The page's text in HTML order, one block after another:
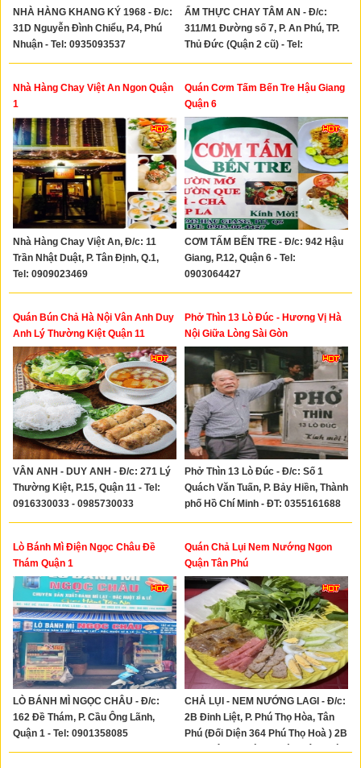
NHÀ HÀNG KHANG KÝ 1968 - Đ/c:
31D Nguyễn Đình Chiểu, P.4, Phú
Nhuận - Tel: 0935093537
ẨM THỰC CHAY TÂM AN - Đ/c:
311/M1 Đường số 7, P. An Phú, TP.
Thủ Đức (Quận 2 cũ) - Tel:
0708336801
Nhà Hàng Chay Việt An Ngon Quận
1
Nhà Hàng Chay Việt An, Đ/c: 11
Trần Nhật Duật, P. Tân Định, Q.1,
Tel: 0909023469
Quán Cơm Tấm Bến Tre Hậu Giang
Quận 6
CƠM TẤM BẾN TRE - Đ/c: 942 Hậu
Giang, P.12, Quận 6 - Tel:
0903064427
Quán Bún Chả Hà Nội Vân Anh Duy
Anh Lý Thường Kiệt Quận 11
VÂN ANH - DUY ANH - Đ/c: 271 Lý
Thường Kiệt, P.15, Quận 11 - Tel:
0916330033 - 0985730033
Phở Thìn 13 Lò Đúc - Hương Vị Hà
Nội Giữa Lòng Sài Gòn
Phở Thìn 13 Lò Đúc - Đ/c: Số 1
Quách Văn Tuấn, P. Bảy Hiền, Thành
phố Hồ Chí Minh - ĐT: 0355161688
Lò Bánh Mì Điện Ngọc Châu Đề
Thám Quận 1
LÒ BÁNH MÌ NGỌC CHÂU - Đ/c:
162 Đề Thám, P. Cầu Ông Lãnh,
Quận 1 - Tel: 0901358085
Quán Chả Lụi Nem Nướng Ngon
Quận Tân Phú
CHẢ LỤI - NEM NƯỚNG LAGI - Đ/c:
2B Đinh Liệt, P. Phú Thọ Hòa, Tân
Phú (Đối Diện 364 Phú Thọ Hoà ) 2B
Đinh Liệt, P. Phú Thọ Hòa, Tân Phú (